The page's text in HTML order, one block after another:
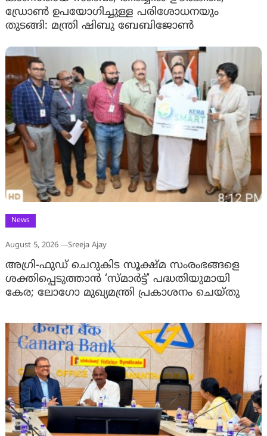
ഡ്രോണ്‍ ഉപയോഗിച്ചുള്ള പരിശോധനയും
തുടങ്ങി: മന്ത്രി ഷിബു ബേബിജോണ്‍
News
August 5, 2026 Sreeja Ajay
അഗ്രി-ഫുഡ് ചെറുകിട സൂക്ഷ്മ സംരംഭങ്ങളെ
ശക്തിപ്പെടുത്താന്‍ ‘സ്മാര്‍ട്ട്’ പദ്ധതിയുമായി
കേര; ലോഗോ മുഖ്യമന്ത്രി പ്രകാശനം ചെയ്തു